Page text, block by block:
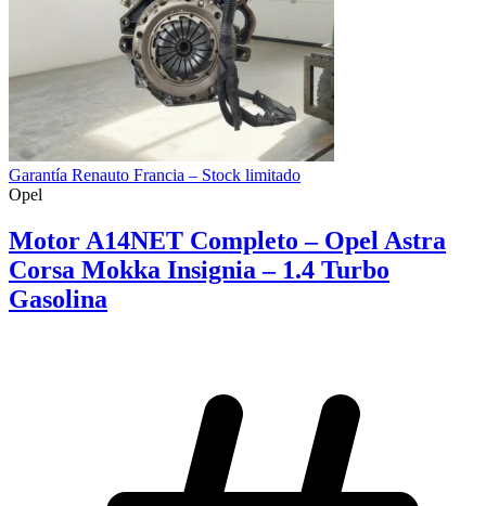
Garantía Renauto Francia – Stock limitado
Opel
Motor A14NET Completo – Opel Astra
Corsa Mokka Insignia – 1.4 Turbo
Gasolina